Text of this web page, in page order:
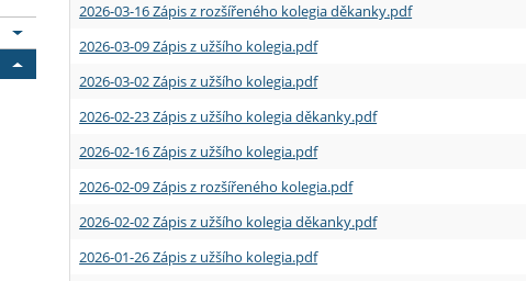
2026-03-16 Zápis z rozšířeného kolegia děkanky.pdf
2026-03-09 Zápis z užšího kolegia.pdf
2026-03-02 Zápis z užšího kolegia.pdf
2026-02-23 Zápis z užšího kolegia děkanky.pdf
2026-02-16 Zápis z užšího kolegia.pdf
2026-02-09 Zápis z rozšířeného kolegia.pdf
2026-02-02 Zápis z užšího kolegia děkanky.pdf
2026-01-26 Zápis z užšího kolegia.pdf